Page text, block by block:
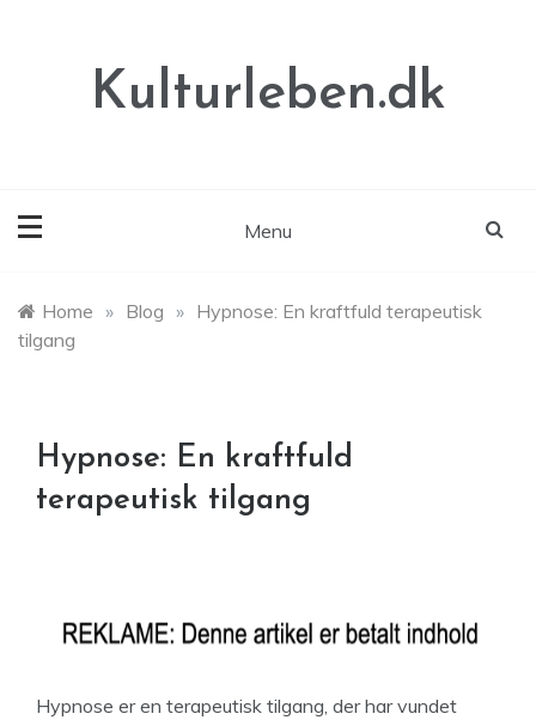
Kulturleben.dk
Menu
Home » Blog » Hypnose: En kraftfuld terapeutisk
tilgang
Hypnose: En kraftfuld
terapeutisk tilgang
Hypnose er en terapeutisk tilgang, der har vundet